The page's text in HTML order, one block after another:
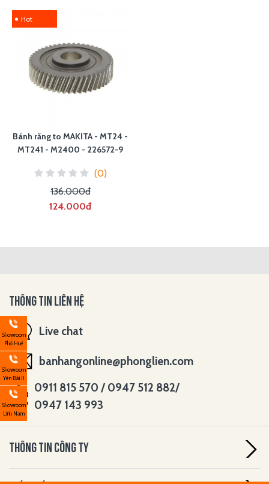
Showroom
Phố Huế
Showroom
Yên Bái II
Showroom
Lĩnh Nam
Hot
Bánh răng to MAKITA - MT24 -
MT241 - M2400 - 226572-9
(0)
136.000đ
124.000đ
THÔNG TIN LIÊN HỆ
Live chat
banhangonline@phonglien.com
0911 815 570 / 0947 512 882/
0947 143 993
THÔNG TIN CÔNG TY